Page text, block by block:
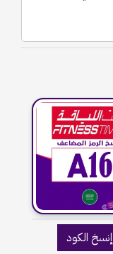
إنسخ الكود